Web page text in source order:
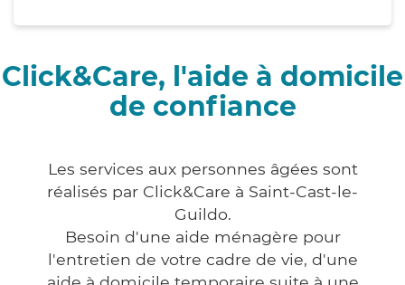
Click&Care, l'aide à domicile
de confiance
Les services aux personnes âgées sont
réalisés par Click&Care à Saint-Cast-le-
Guildo.
Besoin d'une aide ménagère pour
l'entretien de votre cadre de vie, d'une